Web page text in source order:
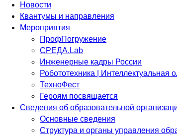
Новости
Квантумы и направления
Мероприятия
ПрофПогружение
СРЕДА.Lab
Инженерные кадры России
Робототехника |
ТехноФест
Героям посвящается
Сведения об образовательной
Основные сведения
Структура и органы управления